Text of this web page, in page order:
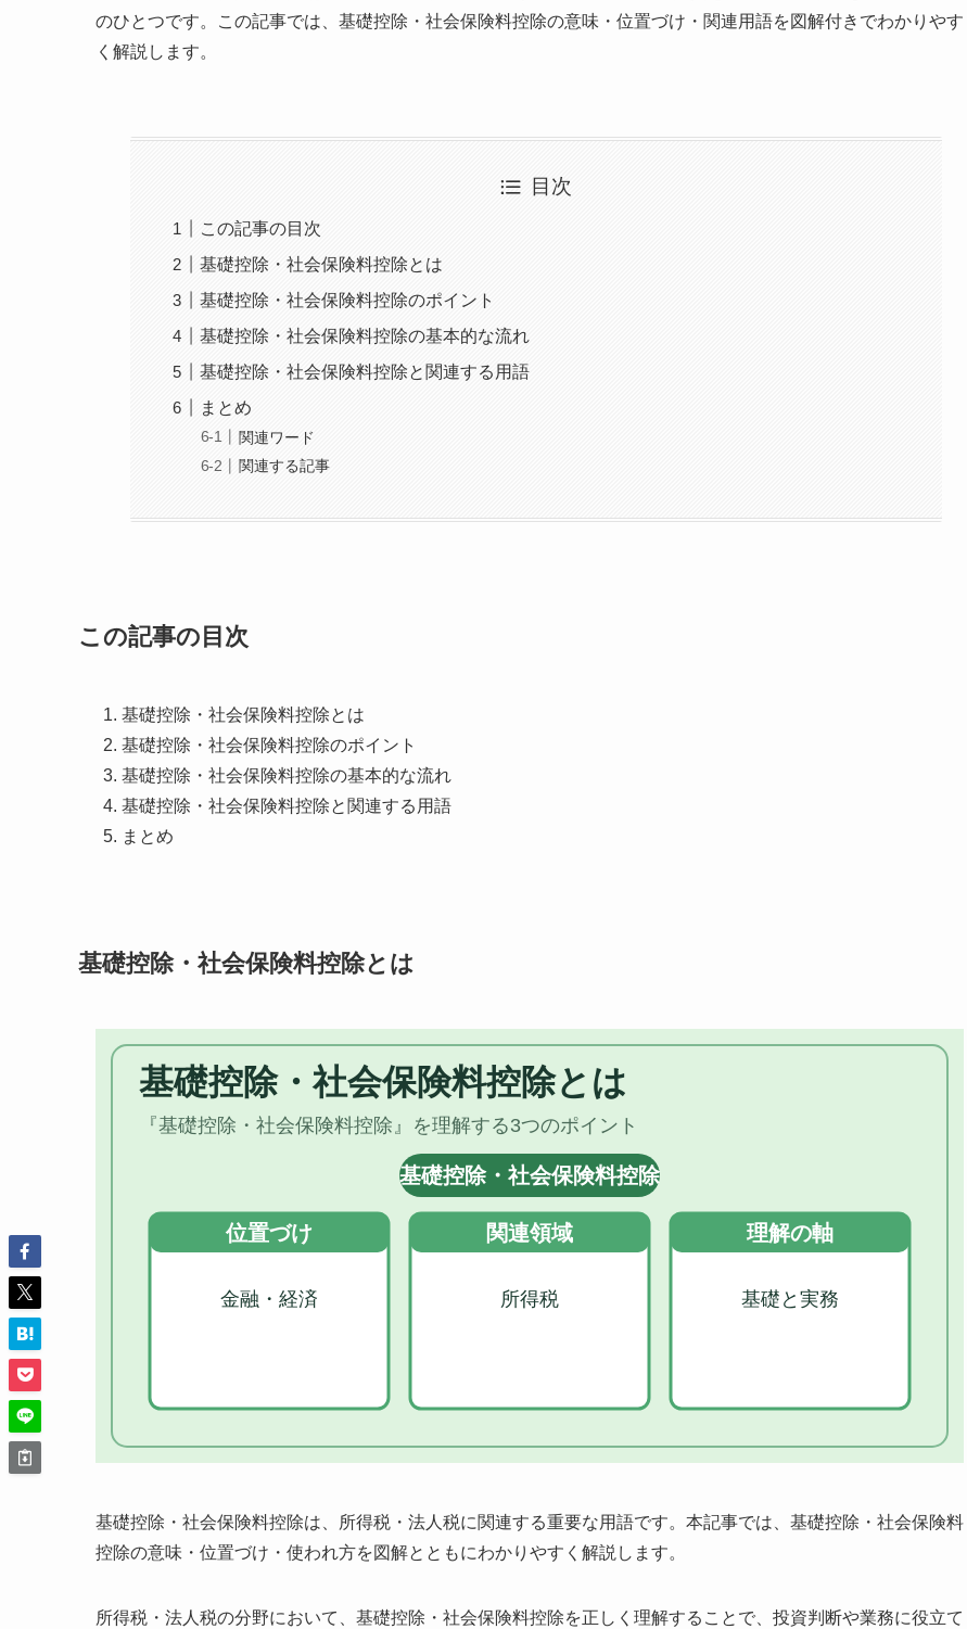
のひとつです。この記事では、基礎控除・社会保険料控除の意味・位置づけ・関連用語を図解付きでわかりやす
く解説します。
目次
この記事の目次
基礎控除・社会保険料控除とは
基礎控除・社会保険料控除のポイント
基礎控除・社会保険料控除の基本的な流れ
基礎控除・社会保険料控除と関連する用語
まとめ
関連ワード
関連する記事
この記事の目次
基礎控除・社会保険料控除とは
基礎控除・社会保険料控除のポイント
基礎控除・社会保険料控除の基本的な流れ
基礎控除・社会保険料控除と関連する用語
まとめ
基礎控除・社会保険料控除とは
基礎控除・社会保険料控除は、所得税・法人税に関連する重要な用語です。本記事では、基礎控除・社会保険料
控除の意味・位置づけ・使われ方を図解とともにわかりやすく解説します。
所得税・法人税の分野において、基礎控除・社会保険料控除を正しく理解することで、投資判断や業務に役立て